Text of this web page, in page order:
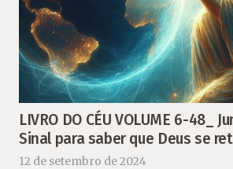
LIVRO DO CÉU VOLUME 6-48_
Sinal para saber que Deus se
12 de setembro de 2024